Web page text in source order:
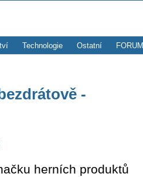
Technologie Ostatní FORUM
-
herních produktů